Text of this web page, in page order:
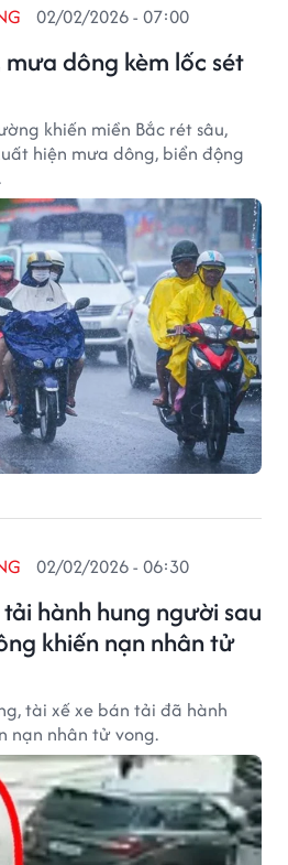
mưa dông kèm lốc sét
02/02/2026 - 07:00
khiến miền Bắc rét sâu,
hiện mưa dông, biển động
hành hung người sau
khiến nạn nhân tử
02/02/2026 - 06:30
tài xế xe bán tải đã hành
nạn nhân tử vong.